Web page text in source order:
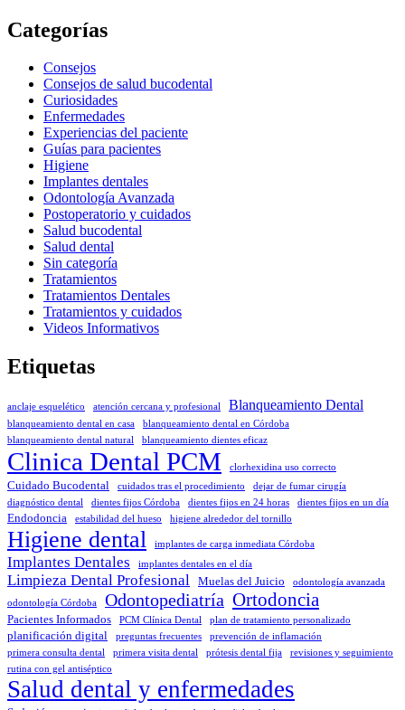
Categorías
Consejos
Consejos de salud bucodental
Curiosidades
Enfermedades
Experiencias del paciente
Guías para pacientes
Higiene
Implantes dentales
Odontología Avanzada
Postoperatorio y cuidados
Salud bucodental
Salud dental
Sin categoría
Tratamientos
Tratamientos Dentales
Tratamientos y cuidados
Videos Informativos
Etiquetas
anclaje esquelético atención cercana y profesional Blanqueamiento Dental
blanqueamiento dental en casa
blanqueamiento dental en Córdoba
blanqueamiento dental natural
blanqueamiento dientes eficaz
Clinica Dental PCM clorhexidina uso correcto
Cuidado Bucodental cuidados tras el procedimiento
dejar de fumar cirugía
diagnóstico dental
dientes fijos Córdoba dientes fijos en 24 horas dientes fijos en un día
Endodoncia estabilidad del hueso higiene alrededor del tornillo
Higiene dental implantes de carga inmediata Córdoba
Implantes Dentales implantes dentales en el día
Limpieza Dental Profesional Muelas del Juicio odontología avanzada
odontología Córdoba Odontopediatría Ortodoncia
Pacientes Informados PCM Clínica Dental plan de tratamiento personalizado
planificación digital preguntas frecuentes
prevención de inflamación
primera consulta dental
primera visita dental prótesis dental fija
revisiones y seguimiento
rutina con gel antiséptico
Salud dental y enfermedades